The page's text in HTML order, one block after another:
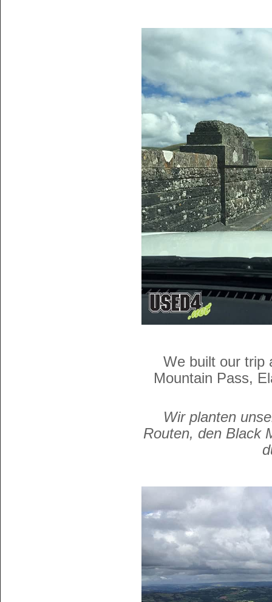
We built our trip
Mountain Pass,
Wir planten
Routen, den Black